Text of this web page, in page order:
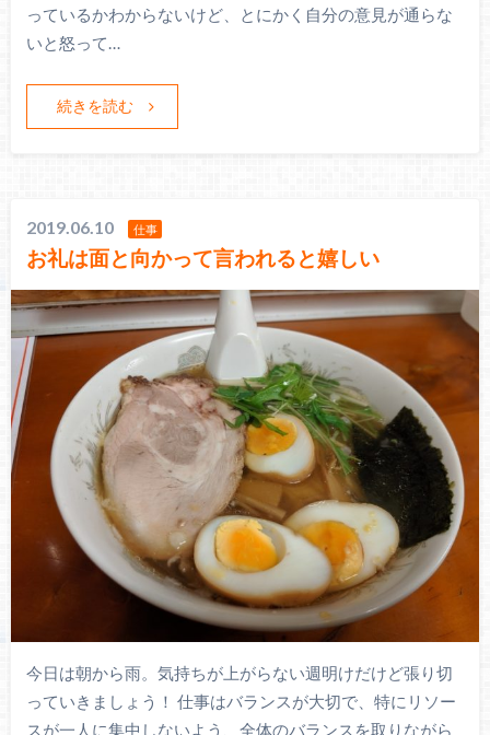
っているかわからないけど、とにかく自分の意見が通らな
いと怒って…
続きを読む
2019.06.10 仕事
お礼は面と向かって言われると嬉しい
今日は朝から雨。気持ちが上がらない週明けだけど張り切
っていきましょう！ 仕事はバランスが大切で、特にリソー
スが一人に集中しないよう、全体のバランスを取りながら